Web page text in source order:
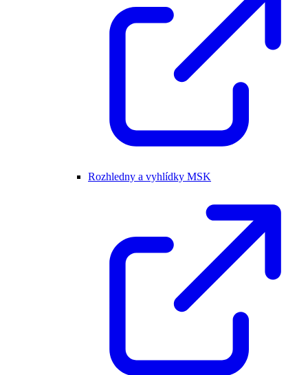
Rozhledny a vyhlídky MSK